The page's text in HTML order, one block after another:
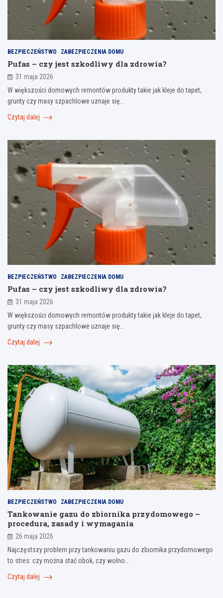
BEZPIECZEŃSTWO ZABEZPIECZENIA DOMU
Pufas – czy jest szkodliwy dla zdrowia?
31 maja 2026
W większości domowych remontów produkty takie jak kleje do tapet,
grunty czy masy szpachlowe uznaje się…
Czytaj dalej
BEZPIECZEŃSTWO ZABEZPIECZENIA DOMU
Pufas – czy jest szkodliwy dla zdrowia?
31 maja 2026
W większości domowych remontów produkty takie jak kleje do tapet,
grunty czy masy szpachlowe uznaje się…
Czytaj dalej
BEZPIECZEŃSTWO ZABEZPIECZENIA DOMU
Tankowanie gazu do zbiornika przydomowego –
procedura, zasady i wymagania
26 maja 2026
Najczęstszy problem przy tankowaniu gazu do zbiornika przydomowego
to stres: czy można stać obok, czy wolno…
Czytaj dalej